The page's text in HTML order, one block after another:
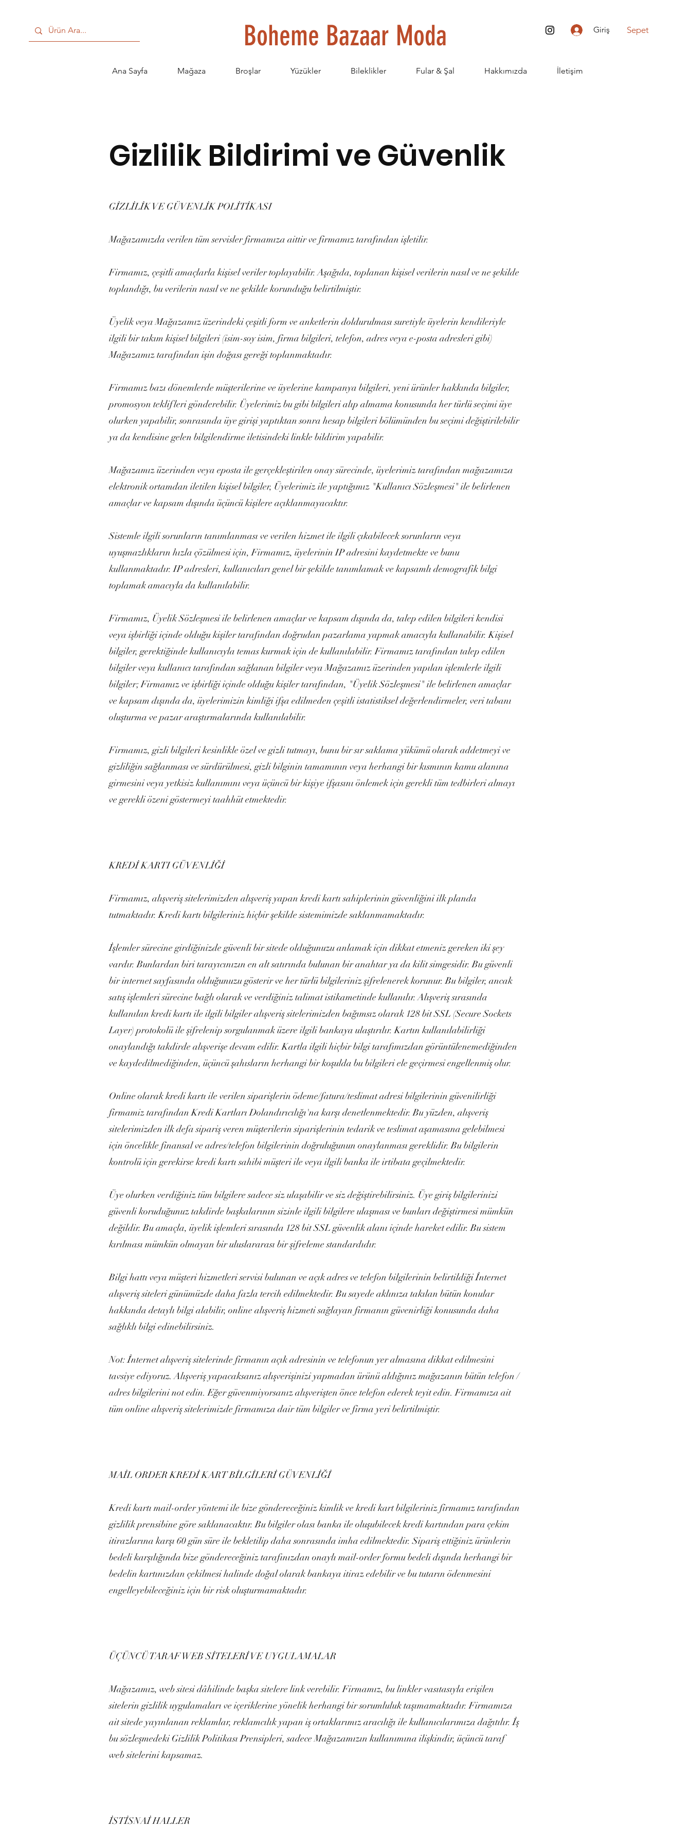
Boheme Bazaar Moda Giriş Sepet
Ana Sayfa Mağaza Broşlar Yüzükler Bileklikler Fular & Şal Hakkımızda İletişim
Gizlilik Bildirimi ve Güvenlik
GİZLİLİK VE GÜVENLİK POLİTİKASI
Mağazamızda verilen tüm servisler firmamıza aittir ve firmamız tarafından işletilir.
Firmamız, çeşitli amaçlarla kişisel veriler toplayabilir. Aşağıda, toplanan kişisel verilerin nasıl ve ne şekilde
toplandığı, bu verilerin nasıl ve ne şekilde korunduğu belirtilmiştir.
Üyelik veya Mağazamız üzerindeki çeşitli form ve anketlerin doldurulması suretiyle üyelerin kendileriyle
ilgili bir takım kişisel bilgileri (isim-soy isim, firma bilgileri, telefon, adres veya e-posta adresleri gibi)
Mağazamız tarafından işin doğası gereği toplanmaktadır.
Firmamız bazı dönemlerde müşterilerine ve üyelerine kampanya bilgileri, yeni ürünler hakkında bilgiler,
promosyon teklifleri gönderebilir. Üyelerimiz bu gibi bilgileri alıp almama konusunda her türlü seçimi üye
olurken yapabilir, sonrasında üye girişi yaptıktan sonra hesap bilgileri bölümünden bu seçimi değiştirilebilir
ya da kendisine gelen bilgilendirme iletisindeki linkle bildirim yapabilir.
Mağazamız üzerinden veya eposta ile gerçekleştirilen onay sürecinde, üyelerimiz tarafından mağazamıza
elektronik ortamdan iletilen kişisel bilgiler, Üyelerimiz ile yaptığımız "Kullanıcı Sözleşmesi" ile belirlenen
amaçlar ve kapsam dışında üçüncü kişilere açıklanmayacaktır.
Sistemle ilgili sorunların tanımlanması ve verilen hizmet ile ilgili çıkabilecek sorunların veya
uyuşmazlıkların hızla çözülmesi için, Firmamız, üyelerinin IP adresini kaydetmekte ve bunu
kullanmaktadır. IP adresleri, kullanıcıları genel bir şekilde tanımlamak ve kapsamlı demografik bilgi
toplamak amacıyla da kullanılabilir.
Firmamız, Üyelik Sözleşmesi ile belirlenen amaçlar ve kapsam dışında da, talep edilen bilgileri kendisi
veya işbirliği içinde olduğu kişiler tarafından doğrudan pazarlama yapmak amacıyla kullanabilir. Kişisel
bilgiler, gerektiğinde kullanıcıyla temas kurmak için de kullanılabilir. Firmamız tarafından talep edilen
bilgiler veya kullanıcı tarafından sağlanan bilgiler veya Mağazamız üzerinden yapılan işlemlerle ilgili
bilgiler; Firmamız ve işbirliği içinde olduğu kişiler tarafından, "Üyelik Sözleşmesi" ile belirlenen amaçlar
ve kapsam dışında da, üyelerimizin kimliği ifşa edilmeden çeşitli istatistiksel değerlendirmeler, veri tabanı
oluşturma ve pazar araştırmalarında kullanılabilir.
Firmamız, gizli bilgileri kesinlikle özel ve gizli tutmayı, bunu bir sır saklama yükümü olarak addetmeyi ve
gizliliğin sağlanması ve sürdürülmesi, gizli bilginin tamamının veya herhangi bir kısmının kamu alanına
girmesini veya yetkisiz kullanımını veya üçüncü bir kişiye ifşasını önlemek için gerekli tüm tedbirleri almayı
ve gerekli özeni göstermeyi taahhüt etmektedir.
KREDİ KARTI GÜVENLİĞİ
Firmamız, alışveriş sitelerimizden alışveriş yapan kredi kartı sahiplerinin güvenliğini ilk planda
tutmaktadır. Kredi kartı bilgileriniz hiçbir şekilde sistemimizde saklanmamaktadır.
İşlemler sürecine girdiğinizde güvenli bir sitede olduğunuzu anlamak için dikkat etmeniz gereken iki şey
vardır. Bunlardan biri tarayıcınızın en alt satırında bulunan bir anahtar ya da kilit simgesidir. Bu güvenli
bir internet sayfasında olduğunuzu gösterir ve her türlü bilgileriniz şifrelenerek korunur. Bu bilgiler, ancak
satış işlemleri sürecine bağlı olarak ve verdiğiniz talimat istikametinde kullanılır. Alışveriş sırasında
kullanılan kredi kartı ile ilgili bilgiler alışveriş sitelerimizden bağımsız olarak 128 bit SSL (Secure Sockets
Layer) protokolü ile şifrelenip sorgulanmak üzere ilgili bankaya ulaştırılır. Kartın kullanılabilirliği
onaylandığı takdirde alışverişe devam edilir. Kartla ilgili hiçbir bilgi tarafımızdan görüntülenemediğinden
ve kaydedilmediğinden, üçüncü şahısların herhangi bir koşulda bu bilgileri ele geçirmesi engellenmiş olur.
Online olarak kredi kartı ile verilen siparişlerin ödeme/fatura/teslimat adresi bilgilerinin güvenilirliği
firmamiz tarafından Kredi Kartları Dolandırıcılığı'na karşı denetlenmektedir. Bu yüzden, alışveriş
sitelerimizden ilk defa sipariş veren müşterilerin siparişlerinin tedarik ve teslimat aşamasına gelebilmesi
için öncelikle finansal ve adres/telefon bilgilerinin doğruluğunun onaylanması gereklidir. Bu bilgilerin
kontrolü için gerekirse kredi kartı sahibi müşteri ile veya ilgili banka ile irtibata geçilmektedir.
Üye olurken verdiğiniz tüm bilgilere sadece siz ulaşabilir ve siz değiştirebilirsiniz. Üye giriş bilgilerinizi
güvenli koruduğunuz takdirde başkalarının sizinle ilgili bilgilere ulaşması ve bunları değiştirmesi mümkün
değildir. Bu amaçla, üyelik işlemleri sırasında 128 bit SSL güvenlik alanı içinde hareket edilir. Bu sistem
kırılması mümkün olmayan bir uluslararası bir şifreleme standardıdır.
Bilgi hattı veya müşteri hizmetleri servisi bulunan ve açık adres ve telefon bilgilerinin belirtildiği İnternet
alışveriş siteleri günümüzde daha fazla tercih edilmektedir. Bu sayede aklınıza takılan bütün konular
hakkında detaylı bilgi alabilir, online alışveriş hizmeti sağlayan firmanın güvenirliği konusunda daha
sağlıklı bilgi edinebilirsiniz.
Not: İnternet alışveriş sitelerinde firmanın açık adresinin ve telefonun yer almasına dikkat edilmesini
tavsiye ediyoruz. Alışveriş yapacaksanız alışverişinizi yapmadan ürünü aldığınız mağazanın bütün telefon /
adres bilgilerini not edin. Eğer güvenmiyorsanız alışverişten önce telefon ederek teyit edin. Firmamıza ait
tüm online alışveriş sitelerimizde firmamıza dair tüm bilgiler ve firma yeri belirtilmiştir.
MAİL ORDER KREDİ KART BİLGİLERİ GÜVENLİĞİ
Kredi kartı mail-order yöntemi ile bize göndereceğiniz kimlik ve kredi kart bilgileriniz firmamız tarafından
gizlilik prensibine göre saklanacaktır. Bu bilgiler olası banka ile oluşubilecek kredi kartından para çekim
itirazlarına karşı 60 gün süre ile bekletilip daha sonrasında imha edilmektedir. Sipariş ettiğiniz ürünlerin
bedeli karşılığında bize göndereceğiniz tarafınızdan onaylı mail-order formu bedeli dışında herhangi bir
bedelin kartınızdan çekilmesi halinde doğal olarak bankaya itiraz edebilir ve bu tutarın ödenmesini
engelleyebileceğiniz için bir risk oluşturmamaktadır.
ÜÇÜNCÜ TARAF WEB SİTELERİ VE UYGULAMALAR
Mağazamız, web sitesi dâhilinde başka sitelere link verebilir. Firmamız, bu linkler vasıtasıyla erişilen
sitelerin gizlilik uygulamaları ve içeriklerine yönelik herhangi bir sorumluluk taşımamaktadır. Firmamıza
ait sitede yayınlanan reklamlar, reklamcılık yapan iş ortaklarımız aracılığı ile kullanıcılarımıza dağıtılır. İş
bu sözleşmedeki Gizlilik Politikası Prensipleri, sadece Mağazamızın kullanımına ilişkindir, üçüncü taraf
web sitelerini kapsamaz.
İSTİSNAİ HALLER